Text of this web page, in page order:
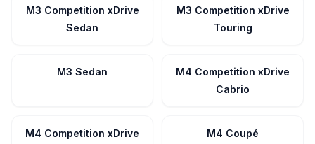
M3 Competition xDrive
Sedan
M3 Competition xDrive
Touring
M3 Sedan
M4 Competition xDrive
Cabrio
M4 Competition xDrive
M4 Coupé